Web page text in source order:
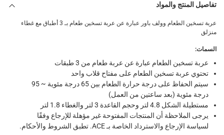
delivery times
طلبات الطرود: توصيل خلال 1 إلى 3 أيام عمل -توصيل مجاني
collection
الاستلام من المتجر عبر خدمة “انقر واستلم” لمنتجات
returns
إمكانية إرجاع المنتجات المؤهلة مجاناً خلال 30 يوماً.
تفاصيل المنتج والمواد
عربة تسخين الطعام وولف باور عبارة عن عربة تسخين طعام بـ 3 أطباق مع غطاء
منزلق
السمات:
عربة تسخين الطعام عبارة عن عربة طعام من 3 طبقات
تحتوي عربة تسخين الطعام على مفتاح قلاب واحد
سيتم الحفاظ على درجة حرارة الطعام بين 65 درجة مئوية ~ 95
درجة مئوية (بعد ساعتين من العمل)
مستطيلة الشكل 4.8 لتر وحجم القاعدة 3 لتر والغطاء 1.8 لتر
يرجى الملاحظة أن المنتجات المفتوحة غير مؤهلة للإرجاع وفقًا
لسياسة الإرجاع والاسترداد الخاصة بـ ACE. تطبق الشروط والأحكام.